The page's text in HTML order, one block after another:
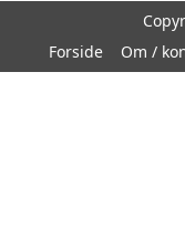
Forside
Om /